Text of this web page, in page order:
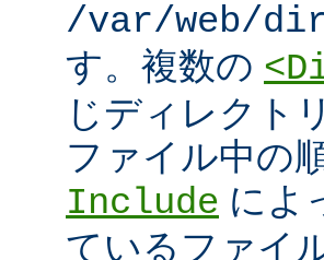
/var/web/
す。複数の
じディレクト
ファイル中の
Include によ
ているファイ